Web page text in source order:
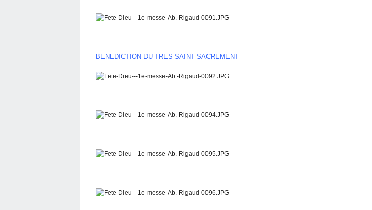
BENEDICTION DU TRES SAINT SACREMENT